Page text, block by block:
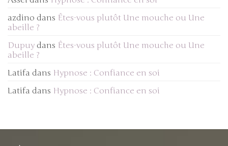
azdino dans Êtes-vous plutôt Une mouche ou Une
abeille ?
Dupuy dans Êtes-vous plutôt Une mouche ou Une
abeille ?
Latifa dans Hypnose : Confiance en soi
Latifa dans Hypnose : Confiance en soi